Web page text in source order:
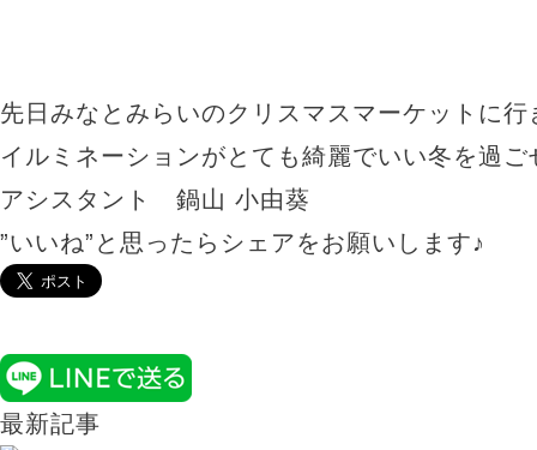
先日みなとみらいのクリスマスマーケットに行
イルミネーションがとても綺麗でいい冬を過
アシスタント 鍋山 小由葵
”いいね”と思ったらシェアをお願いします♪
最新記事